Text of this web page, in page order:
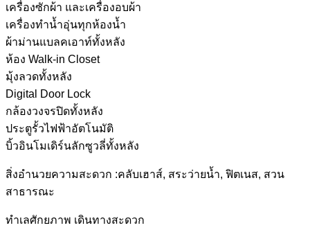
เครื่องซักผ้า และเครื่องอบผ้า
เครื่องทำน้ำอุ่นทุกห้องน้ำ
ผ้าม่านแบลคเอาท์ทั้งหลัง
ห้อง Walk-in Closet
มุ้งลวดทั้งหลัง
Digital Door Lock
กล้องวงจรปิดทั้งหลัง
ประตูรั้วไฟฟ้าอัตโนมัติ
บิ้วอินโมเดิร์นลักซูวลี่ทั้งหลัง
สิ่งอำนวยความสะดวก :คลับเฮาส์, สระว่ายน้ำ, ฟิตเนส, สวน
สาธารณะ
ทำเลศักยภาพ เดินทางสะดวก